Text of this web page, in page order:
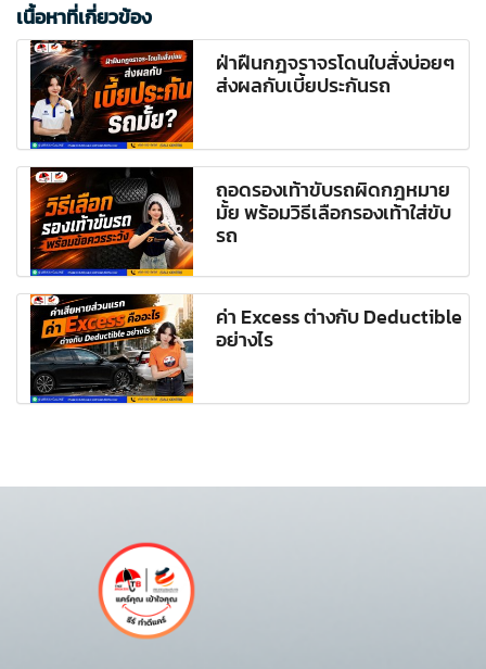
เนื้อหาที่เกี่ยวข้อง
ฝ่าฝืนกฎจราจรโดนใบสั่งบ่อยๆ
ส่งผลกับเบี้ยประกันรถ
ถอดรองเท้าขับรถผิดกฎหมาย
มั้ย พร้อมวิธีเลือกรองเท้าใส่ขับ
รถ
ค่า Excess ต่างกับ Deductible
อย่างไร